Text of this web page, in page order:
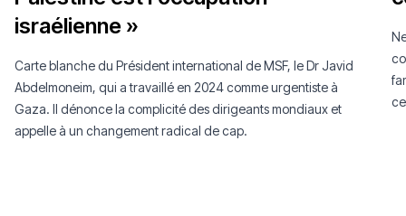
israélienne »
Carte blanche du Président international de MSF, le Dr Javid
Abdelmoneim, qui a travaillé en 2024 comme urgentiste à
Gaza. Il dénonce la complicité des dirigeants mondiaux et
appelle à un changement radical de cap.